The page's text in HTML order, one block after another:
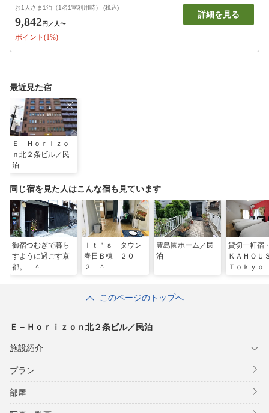
お1人さま1泊（1名1室利用時） (税込)
9,842円 ／人〜
ポイント(1%)
詳細を見る
最近見た宿
Ｅ－Ｈｏｒｉｚｏ
ｎ北２条ビル／民
泊
同じ宿を見た人はこんな宿も見ています
御宿つむぎで暮ら
すように過ごす京
都。 ＾
Ｉｔ＇ｓ タウン
春日Ｂ棟 ２０
２ ＾
豊島園ホーム／民
泊
貸切一軒宿
ＫＡＨＯ
Ｔｏｋｙ
このページのトップへ
Ｅ－Ｈｏｒｉｚｏｎ北２条ビル／民泊
施設紹介
プラン
部屋